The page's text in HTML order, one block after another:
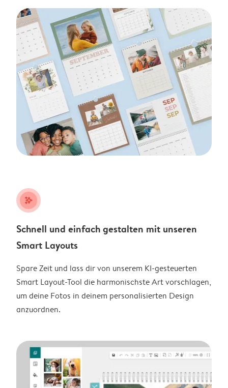
stars_plus
Schnell und einfach gestalten mit unseren
Smart Layouts
Spare Zeit und lass dir von unserem KI-gesteuerten
Smart Layout-Tool die harmonischste Art vorschlagen,
um deine Fotos in deinem personalisierten Design
anzuordnen.